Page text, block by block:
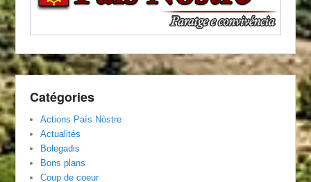
Catégories
Actions País Nòstre
Actualités
Bolegadis
Bons plans
Coup de coeur